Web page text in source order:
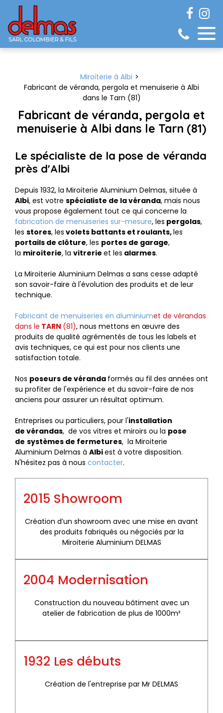
Miroiterie à Albi
Fabricant de véranda, pergola et menuiserie à Albi
dans le Tarn (81)
Fabricant de véranda, pergola et
menuiserie à Albi dans le Tarn (81)
Le spécialiste de la pose de véranda
près d'Albi
Depuis 1932, la Miroiterie Aluminium Delmas, située à
Albi, est votre spécialiste de la véranda, mais nous
vous propose également tout ce qui concerne la
fabrication de menuiseries sur-mesure, les pergolas,
les stores, les volets battants et roulants,les
portails de clôture, les portes de garage,
la miroiterie, la vitrerie et les alarmes.
La Miroiterie Aluminium Delmas a sans cesse adapté
son savoir-faire à l'évolution des produits et de leur
technique.
Fabricant de menuiseries en aluminiumet de vérandas
dans le TARN (81), nous mettons en œuvre des
produits de qualité agrémentés de tous les labels et
avis techniques, ce qui est pour nos clients une
satisfaction totale.
Nos poseurs de véranda formés au fil des années ont
su profiter de l'expérience et du savoir-faire de nos
anciens pour assurer un résultat optimum.
Entreprises ou particuliers, pour l'installation
de vérandas, de vos vitres et miroirs ou la pose
de systèmes de fermetures, la Miroiterie
Aluminium Delmas à Albiest à votre disposition.
N'hésitez pas à nous contacter.
2015 Showroom
Création d’un showroom avec une mise en avant
des produits fabriqués ou négociés par la
Miroiterie Aluminium DELMAS
2004 Modernisation
Construction du nouveau bâtiment avec un
atelier de fabrication de plus de 1000m²
1932 Les débuts
Création de l'entreprise par Mr DELMAS
Panneau de gestion des cookies